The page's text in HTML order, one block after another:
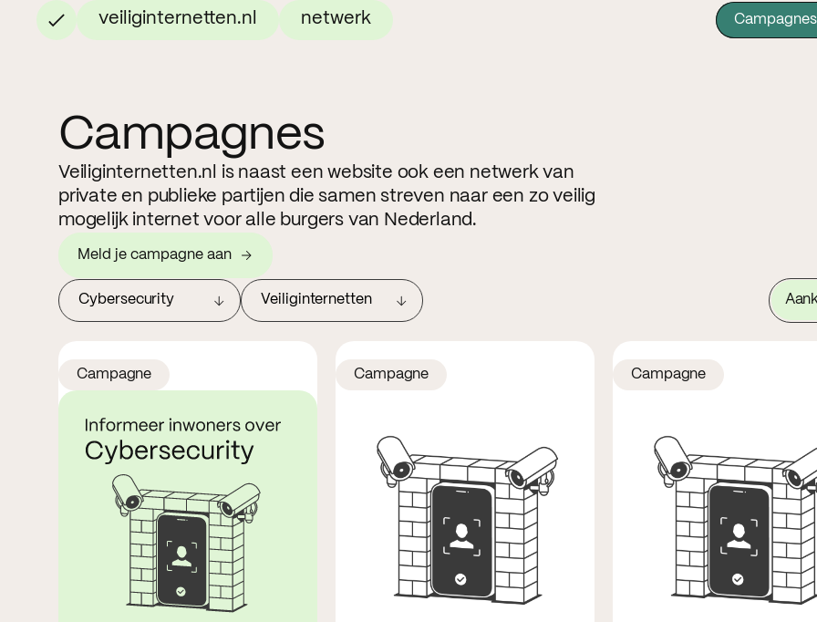
veiliginternetten.nl netwerk Campagnes
Campagnes
Veiliginternetten.nl is naast een website ook een netwerk van
private en publieke partijen die samen streven naar een zo veilig
mogelijk internet voor alle burgers van Nederland.
Meld je campagne aan
Cybersecurity Veiliginternetten
Campagne Campagne Campagne